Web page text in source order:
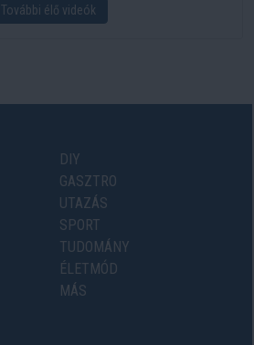
További élő videók
DIY
GASZTRO
UTAZÁS
SPORT
TUDOMÁNY
ÉLETMÓD
MÁS